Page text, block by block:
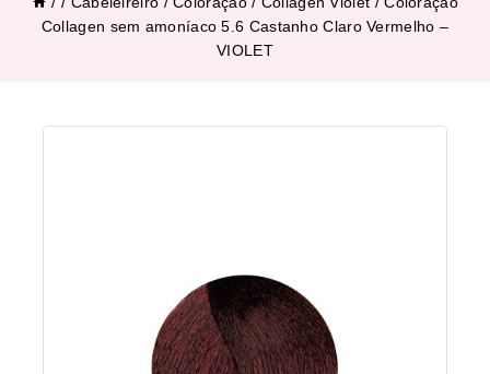
Collagen sem amoníaco 5.6 Castanho Claro Vermelho –
VIOLET